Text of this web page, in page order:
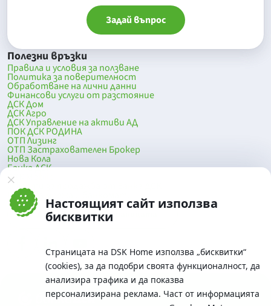
Настоящият сайт използва
бисквитки
Страницата на DSK Home използва „бисквитки“
(cookies), за да подобри своята функционалност, да
анализира трафика и да показва
персонализирана реклама. Част от информацията
Задай въпрос
Полезни връзки
Правила и условия за ползване
Политика за поверителност
Обработване на лични данни
Финансови услуги от разстояние
ДСК Дом
ДСК Агро
ДСК Управление на активи АД
ПОК ДСК РОДИНА
ОТП Лизинг
ОТП Застрахователен Брокер
Нова Кола
Банка ДСК
DSK Mobile
Оферти за продажба от Банка ДСК
Клонова мрежа и банкомати
До началото на страницата